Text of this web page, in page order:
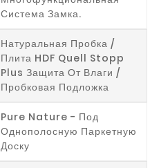
Система Замка.
Натуральная Пробка /
Плита HDF Quell Stopp
Plus Защита От Влаги /
Пробковая Подложка
Pure Nature - Под
Однополосную Паркетную
Доску